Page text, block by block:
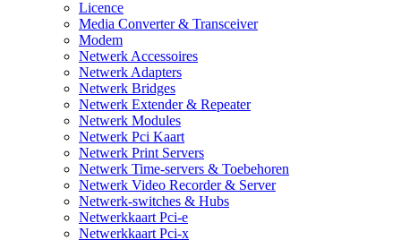
Licence
Media Converter & Transceiver
Modem
Netwerk Accessoires
Netwerk Adapters
Netwerk Bridges
Netwerk Extender & Repeater
Netwerk Modules
Netwerk Pci Kaart
Netwerk Print Servers
Netwerk Time-servers & Toebehoren
Netwerk Video Recorder & Server
Netwerk-switches & Hubs
Netwerkkaart Pci-e
Netwerkkaart Pci-x